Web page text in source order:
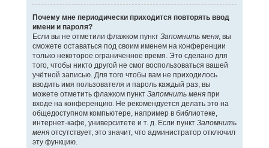
Почему мне периодически приходится повторять ввод
имени и пароля?
Если вы не отметили флажком пункт Запомнить меня, вы
сможете оставаться под своим именем на конференции
только некоторое ограниченное время. Это сделано для
того, чтобы никто другой не смог воспользоваться вашей
учётной записью. Для того чтобы вам не приходилось
вводить имя пользователя и пароль каждый раз, вы
можете отметить флажком пункт Запомнить меняпри
входе на конференцию. Не рекомендуется делать это на
общедоступном компьютере, например в библиотеке,
интернет-кафе, университете и т. д. Если пункт Запомнить
меняотсутствует, это значит, что администратор отключил
эту функцию.